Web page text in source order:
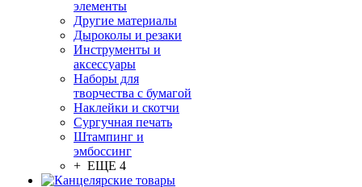
элементы
Другие материалы
Дыроколы и резаки
Инструменты и
аксессуары
Наборы для
творчества с бумагой
Наклейки и скотчи
Сургучная печать
Штампинг и
эмбоссинг
+ ЕЩЕ 4